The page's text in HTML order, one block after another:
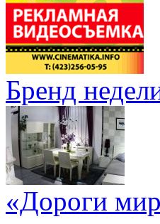
Бренд
«Дороги